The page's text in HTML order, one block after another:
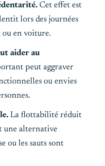
Cet effet est
lors des journées
ou en voiture.
aider au
peut aggraver
ou envies
La flottabilité réduit
une alternative
ou les sauts sont